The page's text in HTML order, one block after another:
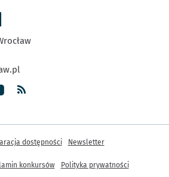
dostępności Newsletter
konkursów Polityka prywatności